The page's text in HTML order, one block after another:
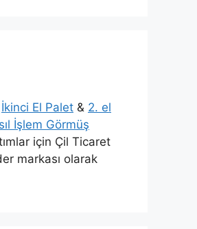
İkinci El Palet & 2. el
İşlem Görmüş
için Çil Ticaret
markası olarak